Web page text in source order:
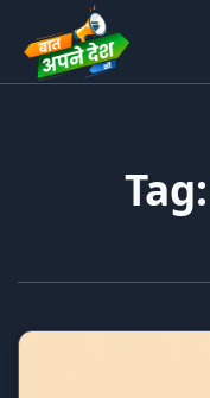
Tag: